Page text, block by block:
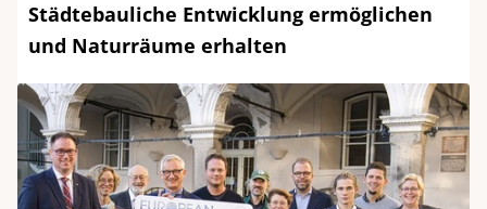
Städtebauliche Entwicklung ermöglichen
und Naturräume erhalten